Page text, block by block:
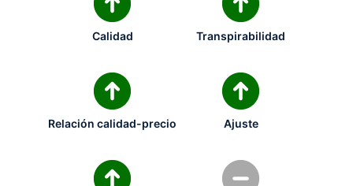
Calidad Transpirabilidad
Relación calidad-precio Ajuste